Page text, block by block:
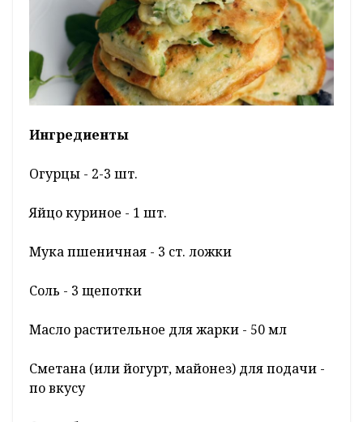
Ингредиенты
Огурцы - 2-3 шт.
Яйцо куриное - 1 шт.
Мука пшеничная - 3 ст. ложки
Соль - 3 щепотки
Масло растительное для жарки - 50 мл
Сметана (или йогурт, майонез) для подачи -
по вкусу